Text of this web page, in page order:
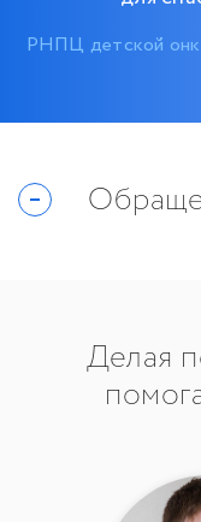
РНПЦ детской
Делая